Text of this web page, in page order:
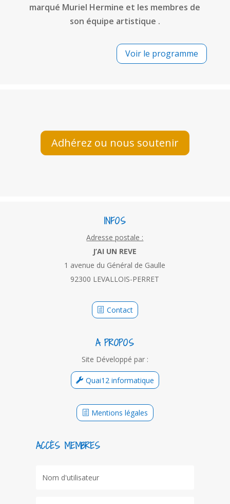
marqué Muriel Hermine et les membres de
son équipe artistique .
Voir le programme
Adhérez ou nous soutenir
INFOS
Adresse postale :
J’AI UN REVE
1 avenue du Général de Gaulle
92300 LEVALLOIS-PERRET
Contact
A PROPOS
Site Développé par :
Quai12 informatique
Mentions légales
ACCÈS MEMBRES